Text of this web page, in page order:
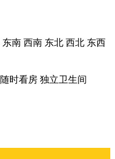
东南 西南 东北 西北 东西
随时看房 独立卫生间